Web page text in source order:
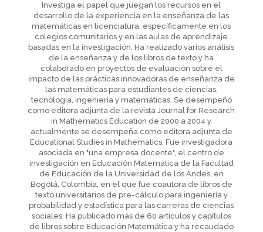
Investiga el papel que juegan los recursos en el
desarrollo de la experiencia en la enseñanza de las
matemáticas en licenciatura, específicamente en los
colegios comunitarios y en las aulas de aprendizaje
basadas en la investigación. Ha realizado varios análisis
de la enseñanza y de los libros de texto y ha
colaborado en proyectos de evaluación sobre el
impacto de las prácticas innovadoras de enseñanza de
las matemáticas para estudiantes de ciencias,
tecnología, ingeniería y matemáticas. Se desempeñó
como editora adjunta de la revista Journal for Research
in Mathematics Education de 2000 a 2004 y
actualmente se desempeña como editora adjunta de
Educational Studies in Mathematics. Fue investigadora
asociada en "una empresa docente", el centro de
investigación en Educación Matemática de la Facultad
de Educación de la Universidad de los Andes, en
Bogotá, Colombia, en el que fue coautora de libros de
texto universitarios de pre-cálculo para ingeniería y
probabilidad y estadística para las carreras de ciencias
sociales. Ha publicado más de 60 artículos y capítulos
de libros sobre Educación Matemática y ha recaudado